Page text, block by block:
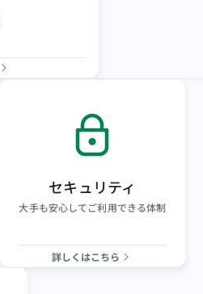
セキュリティ
大手も安心してご利用できる体制
詳しくはこちら